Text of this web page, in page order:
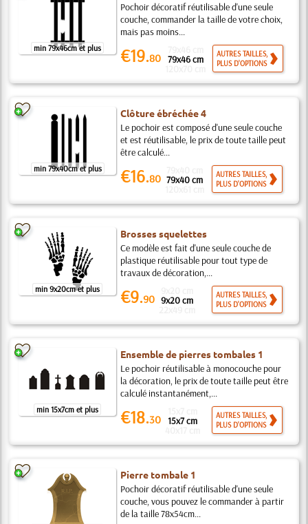
min 79x46cm et plus
Pochoir décoratif réutilisable d'une seule
couche, commander la taille de votre choix,
mais pas moins...
€19.80 79x46 cm
AUTRES TAILLES,
PLUS D'OPTIONS
min 79x40cm et plus
Clôture ébréchée 4
Le pochoir est composé d'une seule couche
et est réutilisable, le prix de toute taille peut
être calculé...
€16.80 79x40 cm
AUTRES TAILLES,
PLUS D'OPTIONS
min 9x20cm et plus
Brosses squelettes
Ce modèle est fait d'une seule couche de
plastique réutilisable pour tout type de
travaux de décoration,...
€9.90 9x20 cm
AUTRES TAILLES,
PLUS D'OPTIONS
min 15x7cm et plus
Ensemble de pierres tombales 1
Le pochoir réutilisable à monocouche pour
la décoration, le prix de toute taille peut être
calculé instantanément,...
€18.30 15x7 cm
AUTRES TAILLES,
PLUS D'OPTIONS
Pierre tombale 1
Pochoir décoratif réutilisable d'une seule
couche, vous pouvez le commander à partir
de la taille 78x54cm...